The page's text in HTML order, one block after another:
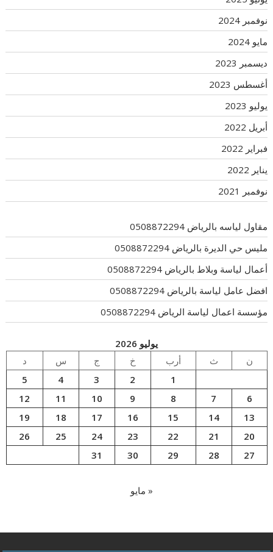
نوفمبر 2024
مايو 2024
ديسمبر 2023
أغسطس 2023
يوليو 2023
أبريل 2022
فبراير 2022
يناير 2022
نوفمبر 2021
مقاول لياسه بالرياض 0508872294
مليس حي الديرة بالرياض 0508872294
أعمال لياسة وبلاط بالرياض 0508872294
افضل عامل لياسة بالرياض 0508872294
مؤسسة اعمال لياسة الرياض 0508872294
يوليو 2026
ن
ث أرب خ ج س
د
1
2
3
4
5
6
7
8
9
10
11
12
13
14
15
16
17
18
19
20
21
22
23
24
25
26
27
28
29
30
31
« مايو